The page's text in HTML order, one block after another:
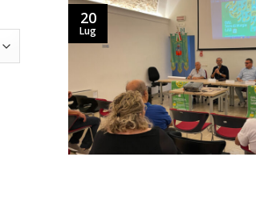
20
Lug